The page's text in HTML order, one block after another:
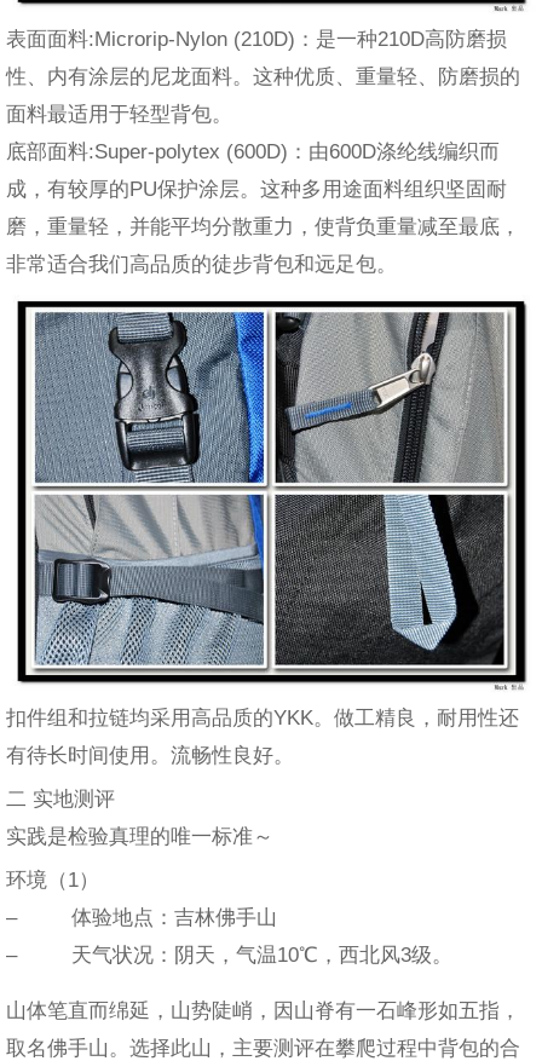
表面面料:Microrip-Nylon (210D)：是一种210D高防磨损
性、内有涂层的尼龙面料。这种优质、重量轻、防磨损的
面料最适用于轻型背包。
底部面料:Super-polytex (600D)：由600D涤纶线编织而
成，有较厚的PU保护涂层。这种多用途面料组织坚固耐
磨，重量轻，并能平均分散重力，使背负重量减至最底，
非常适合我们高品质的徒步背包和远足包。
扣件组和拉链均采用高品质的YKK。做工精良，耐用性还
有待长时间使用。流畅性良好。
二 实地测评
实践是检验真理的唯一标准～
环境（1）
– 体验地点：吉林佛手山
– 天气状况：阴天，气温10℃，西北风3级。
山体笔直而绵延，山势陡峭，因山脊有一石峰形如五指，
取名佛手山。选择此山，主要测评在攀爬过程中背包的合